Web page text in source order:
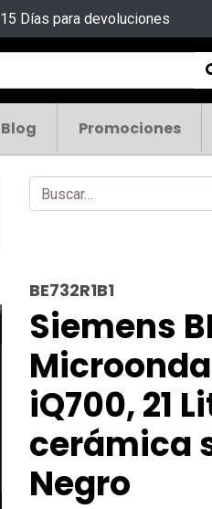
15 Días para devoluciones
Blog Promociones
BE732R1B1
Siemens
iQ700, 21
cerámica
Negro